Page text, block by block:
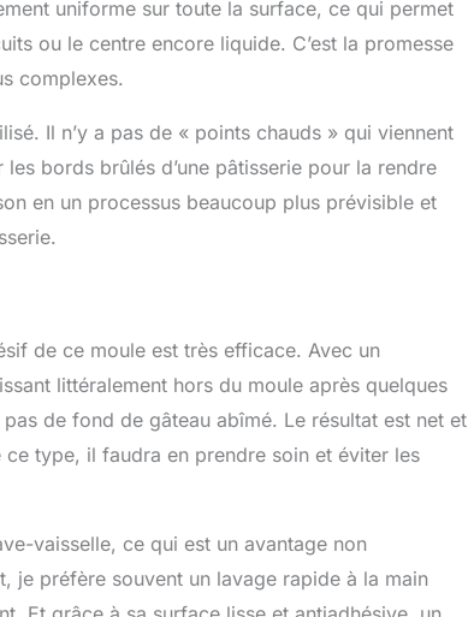
uniforme sur toute la surface, ce qui permet
ou le centre encore liquide. C’est la promesse
complexes.
Il n’y a pas de « points chauds » qui viennent
bords brûlés d’une pâtisserie pour la rendre
en un processus beaucoup plus prévisible et
de ce moule est très efficace. Avec un
littéralement hors du moule après quelques
de fond de gâteau abîmé. Le résultat est net et
type, il faudra en prendre soin et éviter les
vaisselle, ce qui est un avantage non
je préfère souvent un lavage rapide à la main